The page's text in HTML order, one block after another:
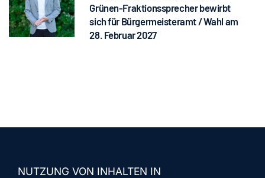
Grünen-Fraktionssprecher bewirbt
sich für Bürgermeisteramt / Wahl am
28. Februar 2027
NUTZUNG VON INHALTEN IN